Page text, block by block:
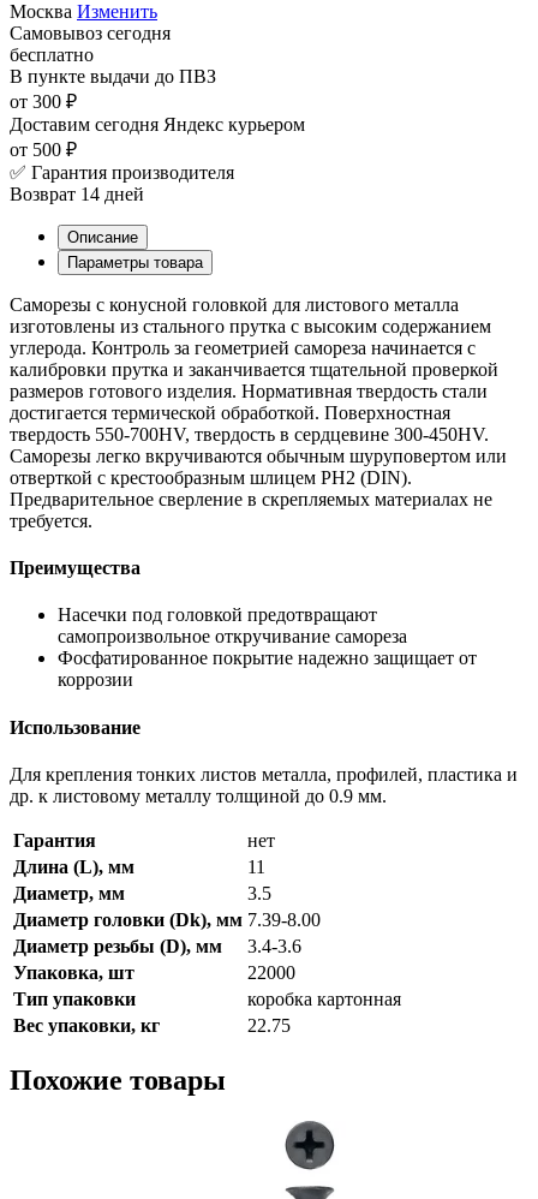
Москва Изменить
Самовывоз сегодня
бесплатно
В пункте выдачи до ПВЗ
от 300 ₽
Доставим сегодня Яндекс курьером
от 500 ₽
✅ Гарантия производителя
Возврат 14 дней
Описание
Параметры товара
Саморезы с конусной головкой для листового металла
изготовлены из стального прутка с высоким содержанием
углерода. Контроль за геометрией самореза начинается с
калибровки прутка и заканчивается тщательной проверкой
размеров готового изделия. Нормативная твердость стали
достигается термической обработкой. Поверхностная
твердость 550-700HV, твердость в сердцевине 300-450HV.
Саморезы легко вкручиваются обычным шуруповертом или
отверткой с крестообразным шлицем PH2 (DIN).
Предварительное сверление в скрепляемых материалах не
требуется.
Преимущества
Насечки под головкой предотвращают
самопроизвольное откручивание самореза
Фосфатированное покрытие надежно защищает от
коррозии
Использование
Для крепления тонких листов металла, профилей, пластика и
др. к листовому металлу толщиной до 0.9 мм.
Гарантия
нет
Длина (L), мм
11
Диаметр, мм
3.5
Диаметр головки (Dk), мм 7.39-8.00
Диаметр резьбы (D), мм
3.4-3.6
Упаковка, шт
22000
Тип упаковки
коробка картонная
Вес упаковки, кг
22.75
Похожие товары